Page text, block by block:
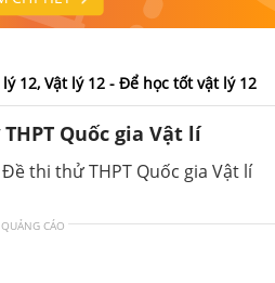
12, Vật lý 12 - Để học tốt vật lý 12
Quốc gia Vật lí
thi thử THPT Quốc gia Vật lí
QUẢNG CÁO